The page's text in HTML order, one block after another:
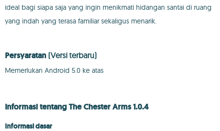
ideal bagi siapa saja yang ingin menikmati hidangan santai di ruang
yang indah yang terasa familiar sekaligus menarik.
Persyaratan (Versi terbaru)
Memerlukan Android 5.0 ke atas
Informasi tentang The Chester Arms 1.0.4
Informasi dasar